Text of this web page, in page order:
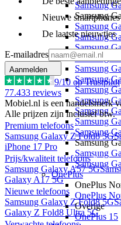
Samsung
Samsung
Samsung
Samsung
Samsung
Samsung
Samsung
Samsung
Samsung
Samsung
Samsung
Samsung
Samsung
Samsung
Samsung
Samsung
OnePlus
OnePlus
OnePlus
Overige
OnePlus 15
Nieuwe smartphones
De laatste nieuwtjes
E-mailadres
Aanmelden
9/10 op Trustpilot
77.433 reviews
Mobiel.nl is een handelsmerk
Alle prijzen zijn inclusief btw.
Premium telefoons
Samsung Galaxy Z Fold8 5G
iPhone 17 Pro
Prijs/kwaliteit telefoons
Samsung Galaxy A57 5G
Galaxy A17 5G
Nieuwe telefoons
Samsung Galaxy Z Fold8 5G
Galaxy Z Fold8 Ultra 5G